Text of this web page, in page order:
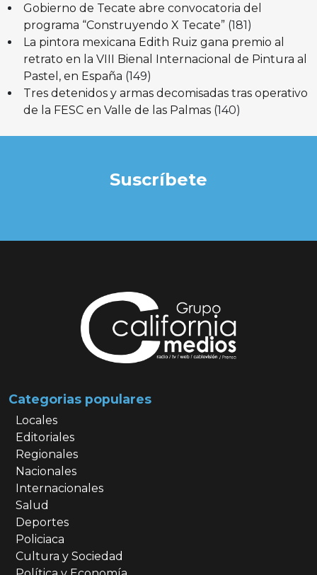
Gobierno de Tecate abre convocatoria del
programa “Construyendo X Tecate” (181)
La pintora mexicana Edith Ruiz gana premio al
retrato en la VIII Bienal Internacional de Pintura al
Pastel, en España (149)
Tres detenidos y armas decomisadas tras operativo
de la FESC en Valle de las Palmas (140)
Suscríbete
Categorias populares
Locales
Editoriales
Regionales
Nacionales
Internacionales
Salud
Deportes
Policiaca
Cultura y Sociedad